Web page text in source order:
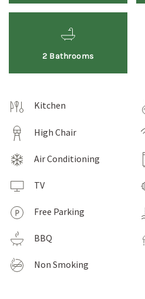
2 Bathrooms
Kitchen
High Chair
Air Conditioning
TV
Free Parking
BBQ
Non Smoking